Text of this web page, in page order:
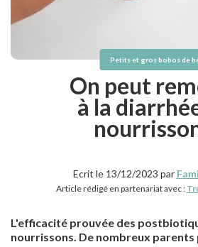
Petits et gros bobos de
On peut
à la
Ecrit le 13/12/2023 par
Article rédigé en partenariat avec :
L'efficacité prouvée des
nourrissons. De nombreux parents